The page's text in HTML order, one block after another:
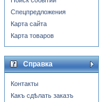
Спецпредложения
Карта сайта
Карта товаров
Справка
Контакты
Какъ сдѣлать заказъ